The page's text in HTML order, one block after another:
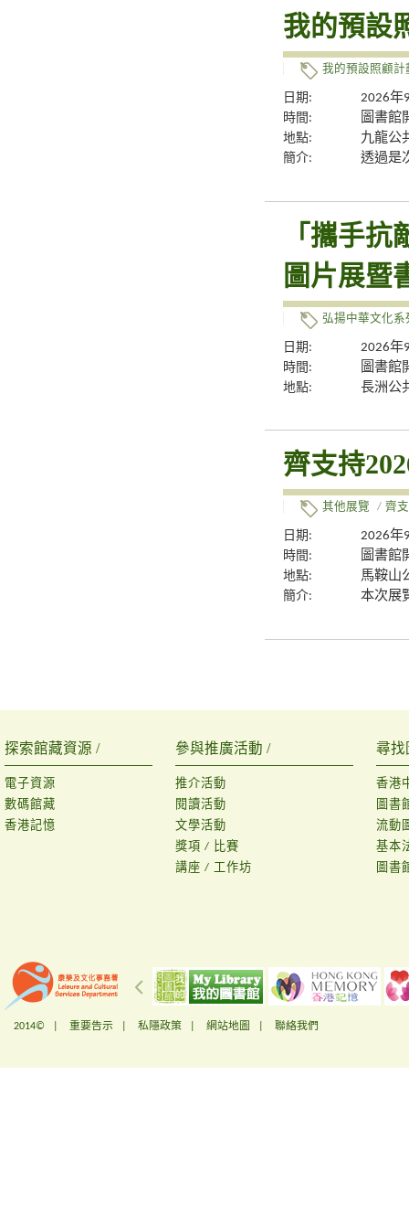
我的預設
我的預設照顧計
日期:
2026年
時間:
圖書館
地點:
九龍公
簡介:
透過是
「攜手
圖片展暨
弘揚中華文化系
日期:
2026年
時間:
圖書館
地點:
長洲公
齊支持
其他展覽 / 齊
日期:
2026年
時間:
圖書館
地點:
馬鞍山
簡介:
本次展
探索館藏資源 /
電子資源
數碼館藏
香港記憶
參與推廣活動 /
推介活動
閱讀活動
文學活動
獎項 / 比賽
講座 / 工作坊
尋找
香港
圖書
流動
基本
圖書
2014© | 重要告示 私隱政策 網站地圖 聯絡我們